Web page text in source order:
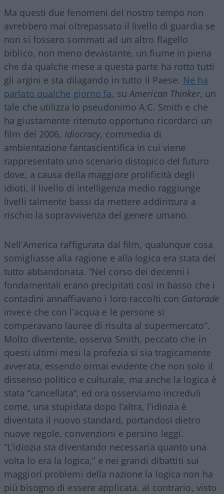
Ma questi due fenomeni del nostro tempo non
avrebbero mai oltrepassato il livello di guardia se
non si fossero sommati ad un altro flagello
biblico, non meno devastante, un fiume in piena
che da qualche mese a questa parte ha rotto tutti
gli argini e sta dilagando in tutto il Paese. Ne ha
parlato qualche giorno fa, suAmerican Thinker, un
tale che utilizza lo pseudonimo A.C. Smith e che
ha giustamente ritenuto opportuno ricordarci un
film del 2006, Idiocracy, commedia di
ambientazione fantascientifica in cui viene
rappresentato uno scenario distopico del futuro
dove, a causa della maggiore prolificità degli
idioti, il livello di intelligenza medio raggiunge
livelli talmente bassi da mettere addirittura a
rischio la sopravvivenza del genere umano.
Nell’America raffigurata dal film, qualunque cosa
somigliasse alla ragione e alla logica era stata del
tutto abbandonata. “Nel corso dei decenni i
fondamentali erano precipitati così in basso che i
contadini annaffiavano i loro raccolti con Gatorade
invece che con l’acqua e le persone si
comperavano lauree di risulta al supermercato”.
Molto divertente, osserva Smith, peccato che in
questi ultimi mesi la profezia si sia tragicamente
avverata, essendo ormai evidente che non solo il
dissenso politico e culturale, ma anche la logica è
stata “cancellata”, ed ora osserviamo increduli
come, una stupidata dopo l’altra, l’idiozia è
diventata il nuovo standard, portandosi dietro
nuove regole, convenzioni e persino leggi.
“L’idiozia sta diventando necessaria quanto una
volta lo era la logica,” e nei grandi dibattiti sui
maggiori problemi della nazione la logica non ha
più bisogno di essere applicata, al contrario, visto